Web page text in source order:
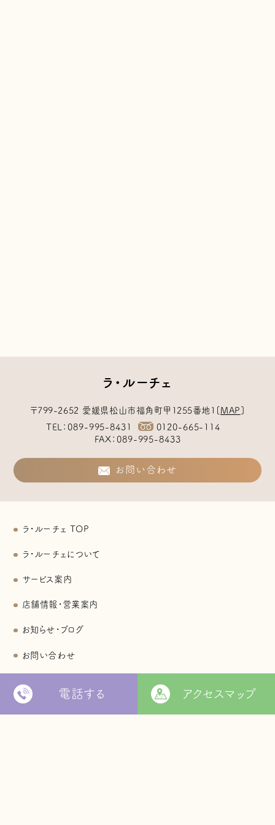
ラ・ルーチェ
〒799-2652 愛媛県松山市福角町甲1255番地1 [ MAP ]
TEL
089-995-8431
0120-665-114
FAX
089-995-8433
お問い合わせ
ラ・ルーチェ TOP
ラ・ルーチェについて
サービス案内
店舗情報・営業案内
お知らせ・ブログ
お問い合わせ
個人情報保護方針
電話する アクセスマップ